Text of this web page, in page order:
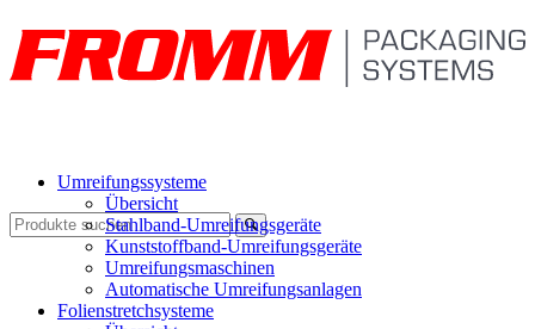
Umreifungssysteme
Übersicht
Stahlband-Umreifungsgeräte
Kunststoffband-Umreifungsgeräte
Umreifungsmaschinen
Automatische Umreifungsanlagen
Folienstretchsysteme